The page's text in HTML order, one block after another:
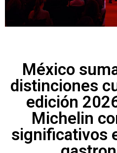
México
distinciones
edición
Michelin
significativos